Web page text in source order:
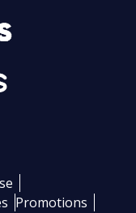
Promotions